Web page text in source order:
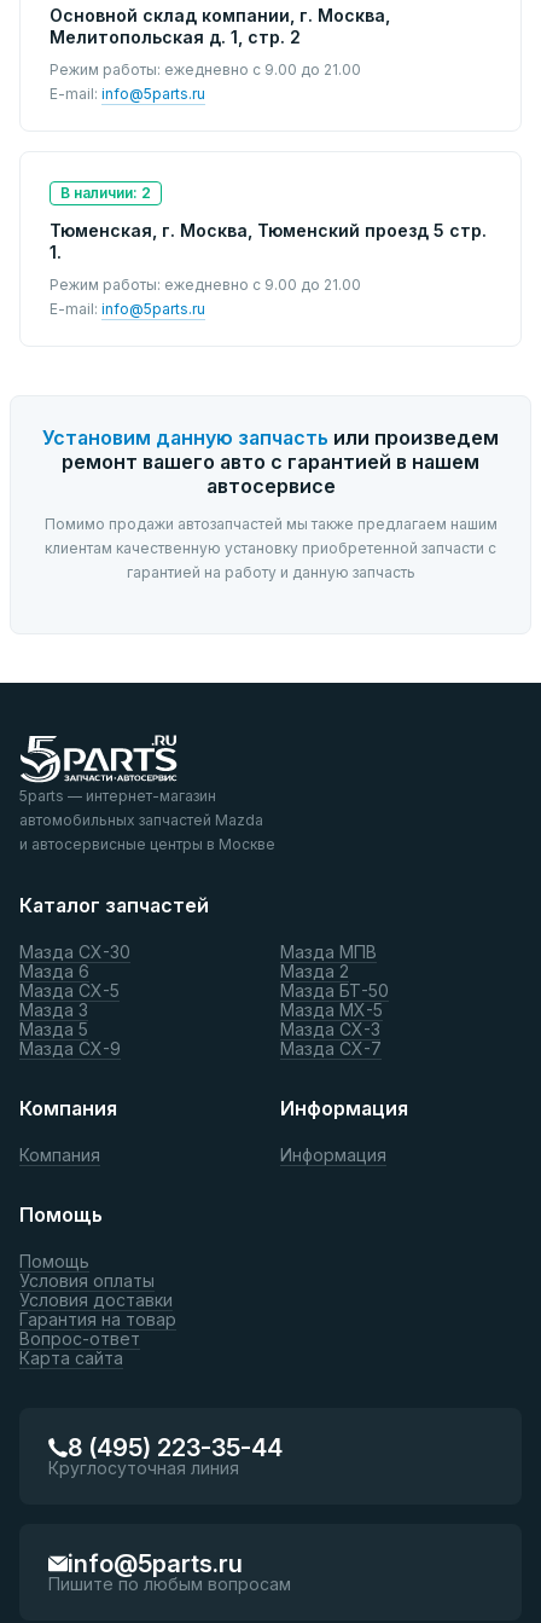
Основной склад компании, г. Москва,
Мелитопольская д. 1, стр. 2
Режим работы: ежедневно с 9.00 до 21.00
E-mail: info@5parts.ru
В наличии: 2
Тюменская, г. Москва, Тюменский проезд 5 стр.
1.
Режим работы: ежедневно с 9.00 до 21.00
E-mail: info@5parts.ru
Установим данную запчасть или произведем
ремонт вашего авто с гарантией в нашем
автосервисе
Помимо продажи автозапчастей мы также предлагаем нашим
клиентам качественную установку приобретенной запчасти с
гарантией на работу и данную запчасть
5parts — интернет-магазин
автомобильных запчастей Mazda
и автосервисные центры в Москве
Каталог запчастей
Мазда СХ-30
Мазда 6
Мазда СХ-5
Мазда 3
Мазда 5
Мазда СХ-9
Мазда МПВ
Мазда 2
Мазда БТ-50
Мазда МХ-5
Мазда СХ-3
Мазда СХ-7
Компания
Компания
Информация
Информация
Помощь
Помощь
Условия оплаты
Условия доставки
Гарантия на товар
Вопрос-ответ
Карта сайта
8 (495) 223-35-44
Круглосуточная линия
info@5parts.ru
Пишите по любым вопросам